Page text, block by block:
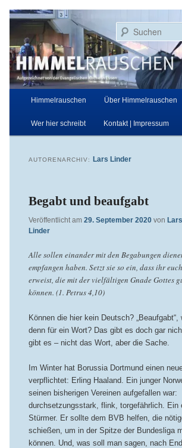
primären
springen
sekundären
springen
Himmelrauschen
Aufgezeichnet von der Evangelischen Kirche in
Hauptmenü
Himmelrauschen Über Himmelrauschen
Wer hier schreibt Kontakt | Impressum
AUTORENARCHIV: Lars Linder
Begabt und beaufgabt
Veröffentlicht am 29. September 2020 von Lars
Linder
Alle sollen einander mit den Begabungen
empfangen haben. Setzt sie so ein, dass ihr
erweist, die mit der vielfältigen Gnade Gottes
können. (1. Petrus 4,10)
Können die hier kein Deutsch?
denn für ein Wort? Das gibt es doch gar
gibt es – nicht das Wort, aber die Sache.
Im Winter hat Borussia Dortmund einen
verpflichtet: Erling Haaland. Ein junger
seinen bisherigen Vereinen aufgefallen war:
durchsetzungsstark, flink, torgefährlich. Ein
Stürmer. Er sollte dem BVB helfen, die
schießen, um in der Spitze der Bundesliga
können. Und, was soll man sagen, nach